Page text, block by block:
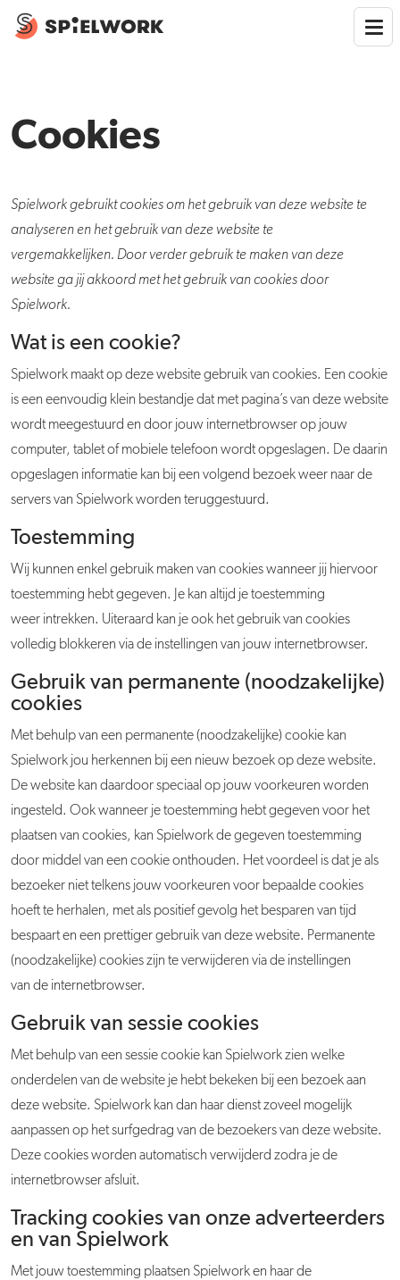
Cookies
Spielwork gebruikt cookies om het gebruik van deze website te
analyseren en het gebruik van deze website te
vergemakkelijken. Door verder gebruik te maken van deze
website ga jij akkoord met het gebruik van cookies door
Spielwork.
Wat is een cookie?
Spielwork maakt op deze website gebruik van cookies. Een cookie
is een eenvoudig klein bestandje dat met pagina’s van deze website
wordt meegestuurd en door jouw internetbrowser op jouw
computer, tablet of mobiele telefoon wordt opgeslagen. De daarin
opgeslagen informatie kan bij een volgend bezoek weer naar de
servers van Spielwork worden teruggestuurd.
Toestemming
Wij kunnen enkel gebruik maken van cookies wanneer jij hiervoor
toestemming hebt gegeven. Je kan altijd je toestemming
weer intrekken. Uiteraard kan je ook het gebruik van cookies
volledig blokkeren via de instellingen van jouw internetbrowser.
Gebruik van permanente (noodzakelijke)
cookies
Met behulp van een permanente (noodzakelijke) cookie kan
Spielwork jou herkennen bij een nieuw bezoek op deze website.
De website kan daardoor speciaal op jouw voorkeuren worden
ingesteld. Ook wanneer je toestemming hebt gegeven voor het
plaatsen van cookies, kan Spielwork de gegeven toestemming
door middel van een cookie onthouden. Het voordeel is dat je als
bezoeker niet telkens jouw voorkeuren voor bepaalde cookies
hoeft te herhalen, met als positief gevolg het besparen van tijd
bespaart en een prettiger gebruik van deze website. Permanente
(noodzakelijke) cookies zijn te verwijderen via de instellingen
van de internetbrowser.
Gebruik van sessie cookies
Met behulp van een sessie cookie kan Spielwork zien welke
onderdelen van de website je hebt bekeken bij een bezoek aan
deze website. Spielwork kan dan haar dienst zoveel mogelijk
aanpassen op het surfgedrag van de bezoekers van deze website.
Deze cookies worden automatisch verwijderd zodra je de
internetbrowser afsluit.
Tracking cookies van onze adverteerders
en van Spielwork
Met jouw toestemming plaatsen Spielwork en haar de